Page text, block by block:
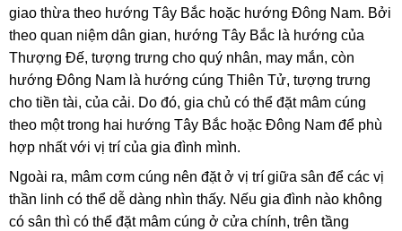
giao thừa theo hướng Tây Bắc hoặc hướng Đông Nam. Bởi
theo quan niệm dân gian, hướng Tây Bắc là hướng của
Thượng Đế, tượng trưng cho quý nhân, may mắn, còn
hướng Đông Nam là hướng cúng Thiên Tử, tượng trưng
cho tiền tài, của cải. Do đó, gia chủ có thể đặt mâm cúng
theo một trong hai hướng Tây Bắc hoặc Đông Nam để phù
hợp nhất với vị trí của gia đình mình.
Ngoài ra, mâm cơm cúng nên đặt ở vị trí giữa sân để các vị
thần linh có thể dễ dàng nhìn thấy. Nếu gia đình nào không
có sân thì có thể đặt mâm cúng ở cửa chính, trên tầng